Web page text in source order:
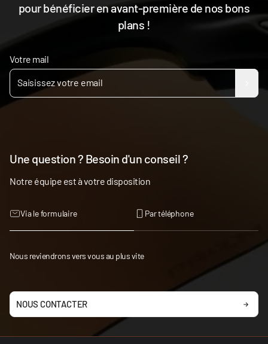
pour bénéficier en avant-première de nos bons
plans !
Votre mail
Une question ? Besoin d'un conseil ?
Notre équipe est à votre disposition
Via le formulaire Par téléphone
Nous reviendrons vers vous au plus vite
NOUS CONTACTER